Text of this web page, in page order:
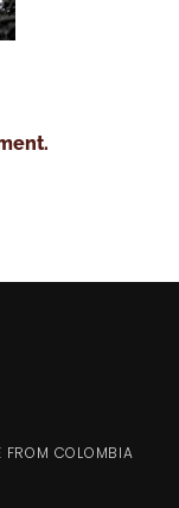
FROM COLOMBIA